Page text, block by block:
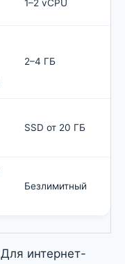
1–2 vCPU
2–4 ГБ
SSD от 20 ГБ
Безлимитный
Для интернет-